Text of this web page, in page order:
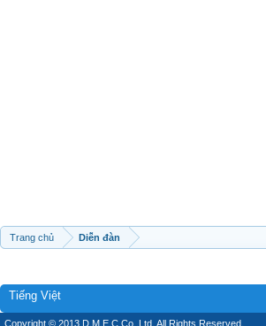
Trang chủ Diễn đàn
Tiếng Việt
Copyright © 2013 D.M.E.C Co.,Ltd, All Rights Reserved.